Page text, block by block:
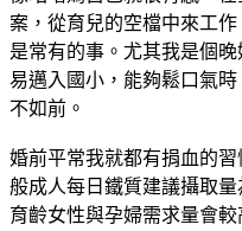
案，從育兒的空檔中來工
是常有的事。尤其我是個
易邁入國小，能夠鬆口氣
不如前。
婚前平常我就都有捐血的
般成人每日鐵質建議攝取量
育齡女性與孕婦需求量會